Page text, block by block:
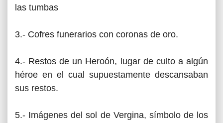
las tumbas
3.- Cofres funerarios con coronas de oro.
4.- Restos de un Heroón, lugar de culto a algún
héroe en el cual supuestamente descansaban
sus restos.
5.- Imágenes del sol de Vergina, símbolo de los